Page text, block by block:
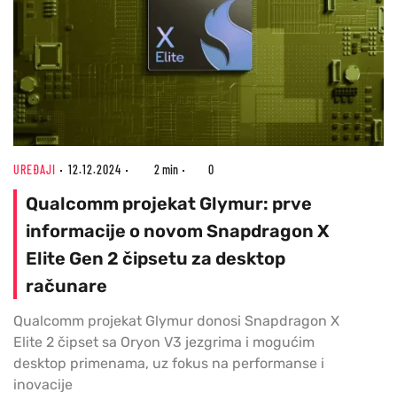
UREĐAJI 12.12.2024 2 min 0
Qualcomm projekat Glymur: prve
informacije o novom Snapdragon X
Elite Gen 2 čipsetu za desktop
računare
Qualcomm projekat Glymur donosi Snapdragon X
Elite 2 čipset sa Oryon V3 jezgrima i mogućim
desktop primenama, uz fokus na performanse i
inovacije